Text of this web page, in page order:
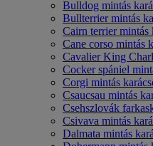
Bulldog mintás
Bullterrier mintás
Cairn terrier mintás
Cane corso mintás
Cavalier King
Cocker spániel
Corgi mintás
Csaucsau mintás
Csehszlovák
Csivava mintás
Dalmata mintás